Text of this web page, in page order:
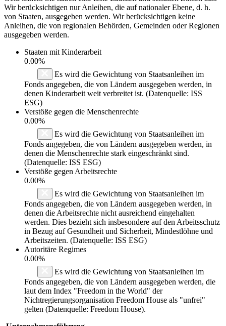
Wir berücksichtigen nur Anleihen, die auf nationaler Ebene, d. h.
von Staaten, ausgegeben werden. Wir berücksichtigen keine
Anleihen, die von regionalen Behörden, Gemeinden oder Regionen
ausgegeben werden.
Staaten mit Kinderarbeit
0.00%
Es wird die Gewichtung von Staatsanleihen im
Fonds angegeben, die von Ländern ausgegeben werden, in
denen Kinderarbeit weit verbreitet ist. (Datenquelle: ISS
ESG)
Verstöße gegen die Menschenrechte
0.00%
Es wird die Gewichtung von Staatsanleihen im
Fonds angegeben, die von Ländern ausgegeben werden, in
denen die Menschenrechte stark eingeschränkt sind.
(Datenquelle: ISS ESG)
Verstöße gegen Arbeitsrechte
0.00%
Es wird die Gewichtung von Staatsanleihen im
Fonds angegeben, die von Ländern ausgegeben werden, in
denen die Arbeitsrechte nicht ausreichend eingehalten
werden. Dies bezieht sich insbesondere auf den Arbeitsschutz
in Bezug auf Gesundheit und Sicherheit, Mindestlöhne und
Arbeitszeiten. (Datenquelle: ISS ESG)
Autoritäre Regimes
0.00%
Es wird die Gewichtung von Staatsanleihen im
Fonds angegeben, die von Ländern ausgegeben werden, die
laut dem Index "Freedom in the World" der
Nichtregierungsorganisation Freedom House als "unfrei"
gelten (Datenquelle: Freedom House).